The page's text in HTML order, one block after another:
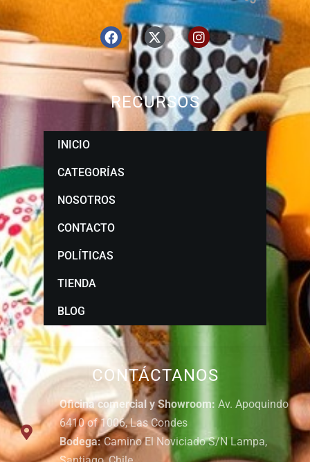
CONTÁCTANOS
Oficina comercial y Showroom: Av. Apoquindo
6410 of 1006, Las Condes
Bodega:Camino El Noviciado S/N Lampa,
RECURSOS
INICIO
CATEGORÍAS
NOSOTROS
CONTACTO
POLÍTICAS
TIENDA
BLOG